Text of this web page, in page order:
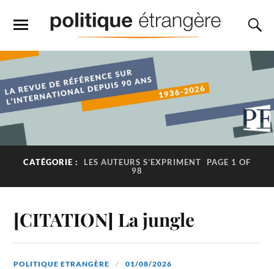
CATÉGORIE : LES AUTEURS S’EXPRIMENT
PAGE 1 OF
98
[CITATION] La jungle
POLITIQUE ETRANGÈRE 01/08/2026